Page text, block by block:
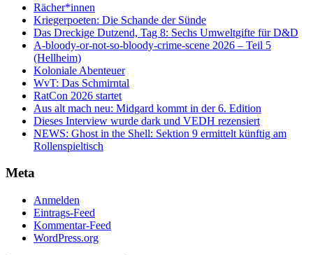
Rächer*innen
Kriegerpoeten: Die Schande der Sünde
Das Dreckige Dutzend, Tag 8: Sechs Umweltgifte für D&D
A-bloody-or-not-so-bloody-crime-scene 2026 – Teil 5
(Hellheim)
Koloniale Abenteuer
WvT: Das Schmirntal
RatCon 2026 startet
Aus alt mach neu: Midgard kommt in der 6. Edition
Dieses Interview wurde dark und VEDH rezensiert
NEWS: Ghost in the Shell: Sektion 9 ermittelt künftig am
Rollenspieltisch
Meta
Anmelden
Eintrags-Feed
Kommentar-Feed
WordPress.org